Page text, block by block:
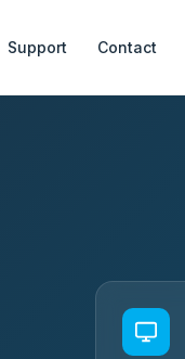
Support Contact